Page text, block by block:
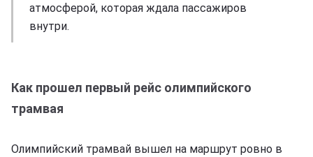
атмосферой, которая ждала пассажиров
внутри.
Как прошел первый рейс олимпийского
трамвая
Олимпийский трамвай вышел на маршрут ровно в